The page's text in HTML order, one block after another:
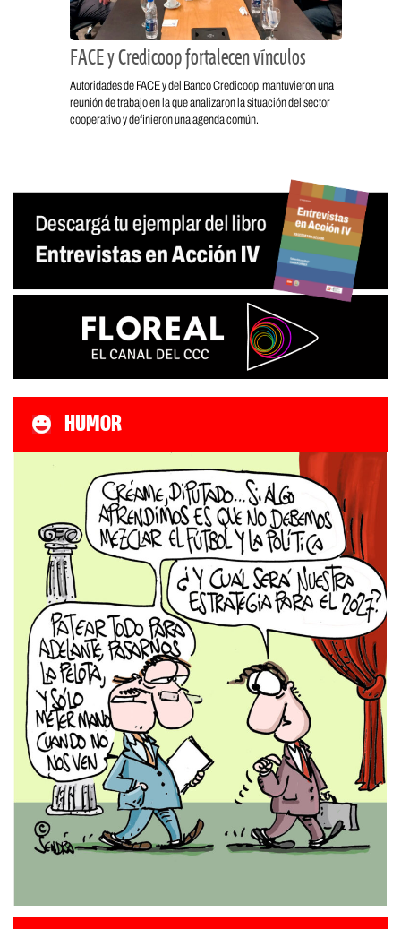
FACE y Credicoop fortalecen vínculos
Autoridades de FACE y del Banco Credicoop mantuvieron una
reunión de trabajo en la que analizaron la situación del sector
cooperativo y definieron una agenda común.
HUMOR